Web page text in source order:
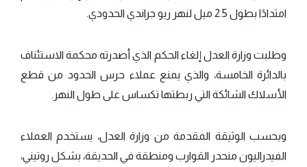
امتدادًا بطول 2.5 ميل لنهر ريو جراندي الحدودي.
وطلبت وزارة العدل إلغاء الحكم الذي أصدرته محكمة الاستئناف
بالدائرة الخامسة، والذي يمنع عملاء حرس الحدود من قطع
الأسلاك الشائكة التي ربطتها تكساس على طول النهر.
وبحسب الوثيقة المقدمة من وزارة العدل، يستخدم العملاء
الفيدراليون منحدر القوارب ومنطقة في الحديقة، بشكل روتيني،